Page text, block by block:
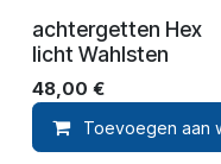
achtergetten Hex
licht Wahlsten
48,00 €
Toevoegen aan